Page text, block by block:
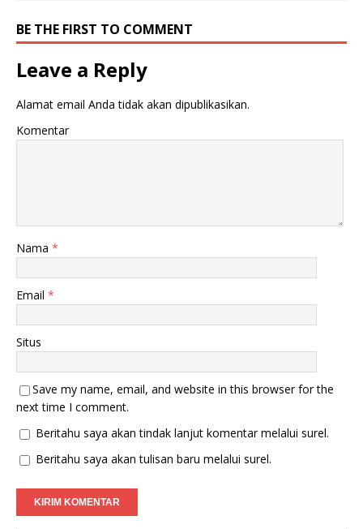
BE THE FIRST TO COMMENT
Leave a Reply
Alamat email Anda tidak akan dipublikasikan.
Komentar
Nama *
Email *
Situs
Save my name, email, and website in this browser for the
next time I comment.
Beritahu saya akan tindak lanjut komentar melalui surel.
Beritahu saya akan tulisan baru melalui surel.